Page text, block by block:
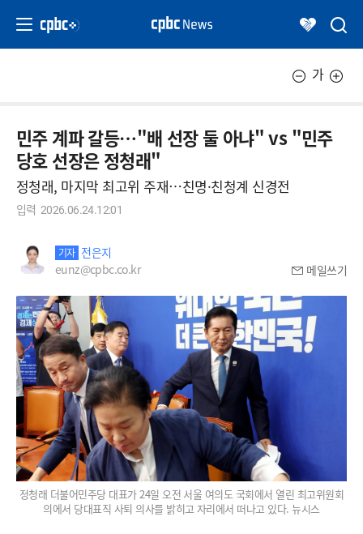
가
민주 계파 갈등…"배 선장 둘 아냐" vs "민주
당호 선장은 정청래"
정청래, 마지막 최고위 주재…친명·친청계 신경전
입력 2026.06.24.12:01
기자 전은지
eunz@cpbc.co.kr
메일쓰기
정청래 더불어민주당 대표가 24일 오전 서울 여의도 국회에서 열린 최고위원회
의에서 당대표직 사퇴 의사를 밝히고 자리에서 떠나고 있다. 뉴시스